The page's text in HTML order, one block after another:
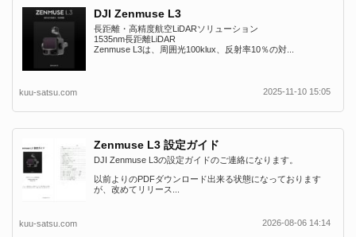
DJI Zenmuse L3
長距離・高精度航空LiDARソリューション
1535nm長距離LiDAR
Zenmuse L3は、周囲光100klux、反射率10％の対...
kuu-satsu.com 2025-11-10 15:05
Zenmuse L3 設定ガイド
DJI Zenmuse L3の設定ガイドのご連絡になります。
以前よりのPDFダウンロード出来る状態になっております
が、改めてリリース...
kuu-satsu.com 2026-08-06 14:14